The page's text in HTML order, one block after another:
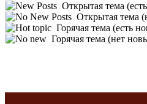
Открытая тема
Открытая тема
Горячая тема (есть
Горячая тема (нет